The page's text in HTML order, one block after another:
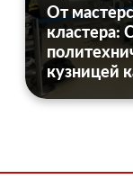
От
кластера:
кузницей